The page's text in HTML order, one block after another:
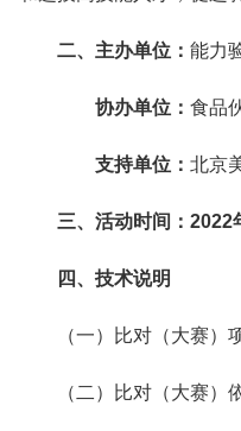
二、 主办单位 ： 能力
协办单位： 食品
支持单位： 北京
三、活动时间：2022
四、技术说明
（一）比对（大赛）
（二）比对（大赛）